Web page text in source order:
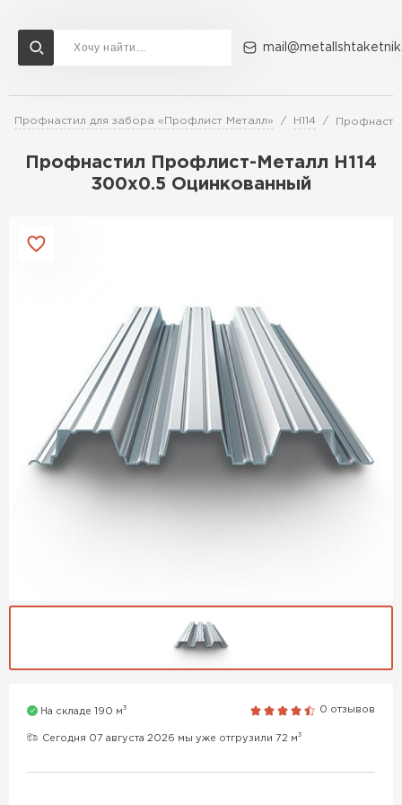
Профнастил для забора «Профлист Металл» Н114
Профнастил Профлист-Металл Н114
300х0.5 Оцинкованный
На складе 190 м3 0 отзывов
Сегодня 07 августа 2026 мы уже отгрузили 72 м3
Доставка и оплата Акции О компании Контакты
Перейти в каталог